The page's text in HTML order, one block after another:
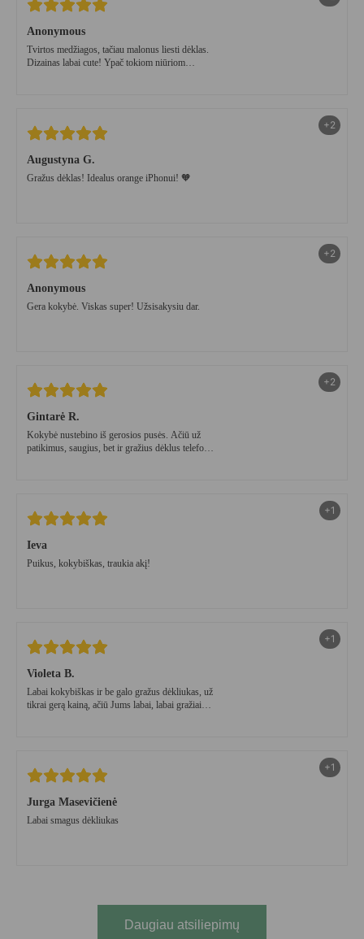
Anonymous
Tvirtos medžiagos, tačiau malonus liesti dėklas.
Dizainas labai cute! Ypač tokiom niūriom
Augustyna G.
Gražus dėklas! Idealus orange iPhonui! 🧡
+2
Anonymous
Gera kokybė. Viskas super! Užsisakysiu dar.
+2
Gintarė R.
Kokybė nustebino iš gerosios pusės. Ačiū už
patikimus, saugius, bet ir gražius dėklus telefono
+2
Ieva
Puikus, kokybiškas, traukia akį!
+1
Violeta B.
Labai kokybiškas ir be galo gražus dėkliukas, už
tikrai gerą kainą, ačiū Jums labai, labai gražiai
+1
Jurga Masevičienė
Labai smagus dėkliukas
+1
Daugiau atsiliepimų